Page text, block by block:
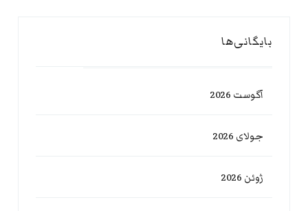
بایگانی‌ها
آگوست 2026
جولای 2026
ژوئن 2026